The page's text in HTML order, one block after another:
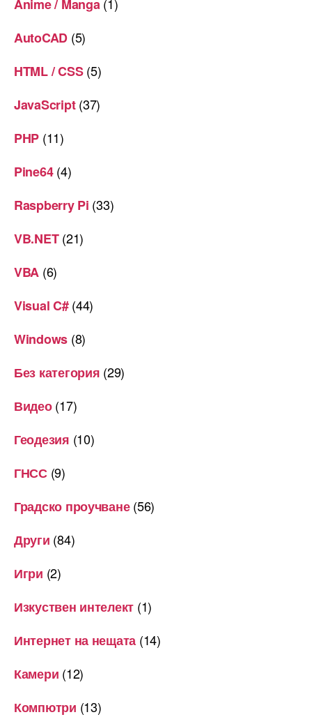
Anime / Manga
AutoCAD (5)
HTML / CSS(5)
JavaScript(37)
PHP (11)
Pine64(4)
Raspberry Pi (33)
VB.NET(21)
VBA (6)
Visual C#(44)
Windows (8)
Без категория (29)
Видео(17)
Геодезия (10)
ГНСС(9)
Градско проучване(56)
Други (84)
Игри (2)
Изкуствен интелект (1)
Интернет на нещата (14)
Камери (12)
Компютри (13)